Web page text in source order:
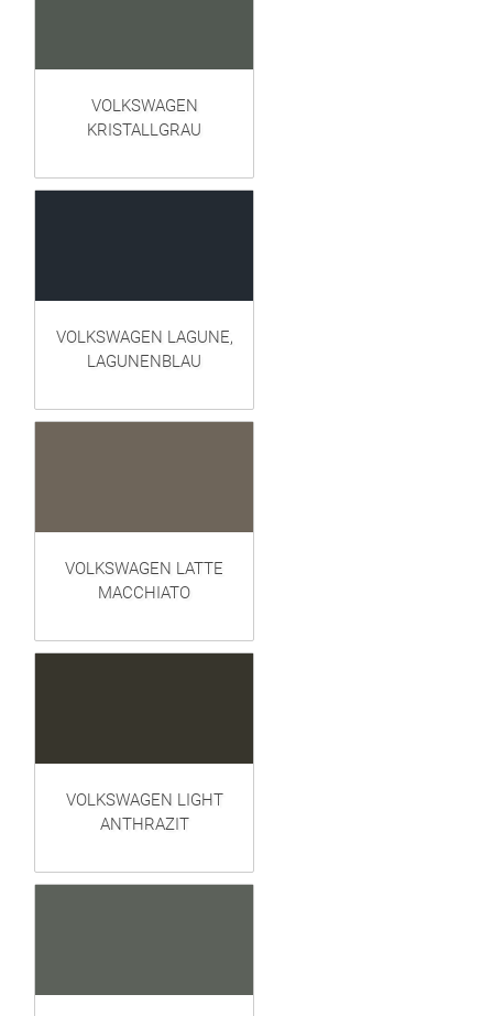
VOLKSWAGEN
KRISTALLGRAU
VOLKSWAGEN LAGUNE,
LAGUNENBLAU
VOLKSWAGEN LATTE
MACCHIATO
VOLKSWAGEN LIGHT
ANTHRAZIT